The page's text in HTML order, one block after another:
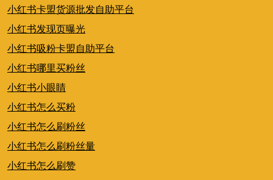
小红书卡盟货源批发自助平台
小红书发现页曝光
小红书吸粉卡盟自助平台
小红书哪里买粉丝
小红书小眼睛
小红书怎么买粉
小红书怎么刷粉丝
小红书怎么刷粉丝量
小红书怎么刷赞